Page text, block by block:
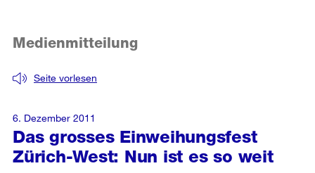
Das grosses Einweihungsfest
Zürich-West: Nun ist es so weit
Seite vorlesen
Medienmitteilung
6. Dezember 2011